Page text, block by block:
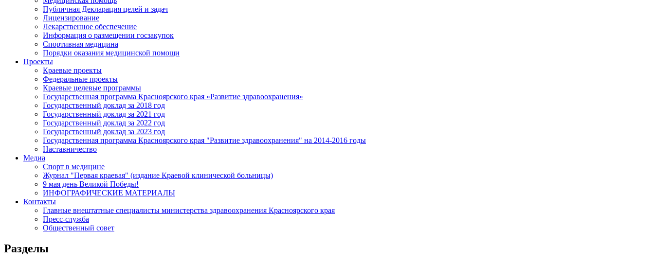
Публичная Декларация целей и задач
Лицензирование
Лекарственное обеспечение
Информация о размещении госзакупок
Спортивная медицина
Порядки оказания медицинской помощи
Проекты
Краевые проекты
Федеральные проекты
Краевые целевые программы
Государственная программа Красноярского края «Развитие здравоохранения»
Государственный доклад за 2018 год
Государственный доклад за 2021 год
Государственный доклад за 2022 год
Государственный доклад за 2023 год
Государственная программа Красноярского края "Развитие здравоохранения" на 2014-2016 годы
Наставничество
Медиа
Спорт в медицине
Журнал "Первая краевая" (издание Краевой клинической больницы)
9 мая день Великой Победы!
ИНФОГРАФИЧЕСКИЕ МАТЕРИАЛЫ
Контакты
Главные внештатные специалисты министерства здравоохранения Красноярского края
Пресс-служба
Общественный совет
Разделы